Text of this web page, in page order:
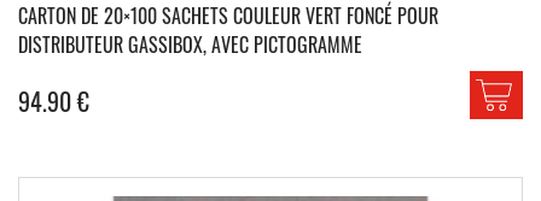
CARTON DE 20×100 SACHETS COULEUR VERT FONCÉ POUR
DISTRIBUTEUR GASSIBOX, AVEC PICTOGRAMME
94.90€